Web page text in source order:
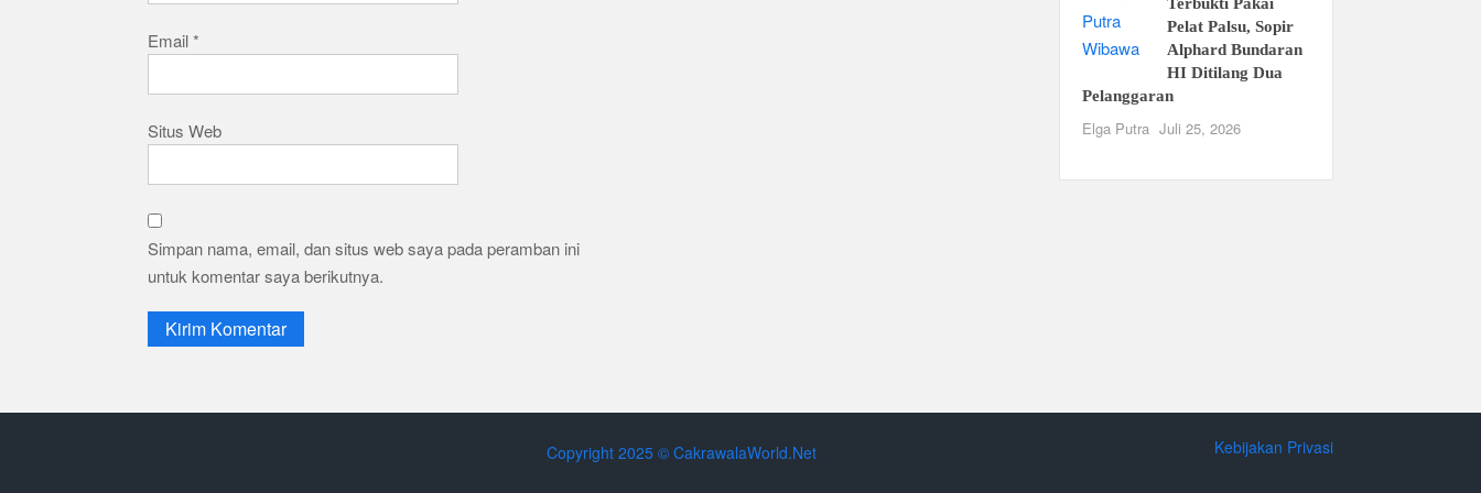
Email*
Situs Web
Simpan nama, email, dan situs web saya pada peramban ini
untuk komentar saya berikutnya.
Pelat Palsu, Sopir
Alphard Bundaran
HI Ditilang Dua
Pelanggaran
Elga Putra Juli 25, 2026
Copyright 2025 © CakrawalaWorld.Net Kebijakan Privasi